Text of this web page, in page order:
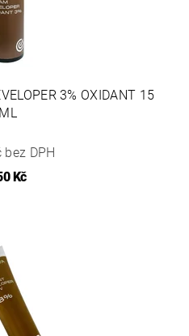
3% OXIDANT 15
ML
bez DPH
Kč